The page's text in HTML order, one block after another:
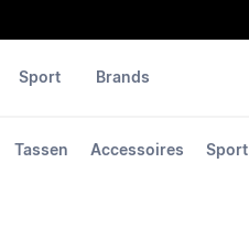
Tassen Accessoires Sport
Sport Brands